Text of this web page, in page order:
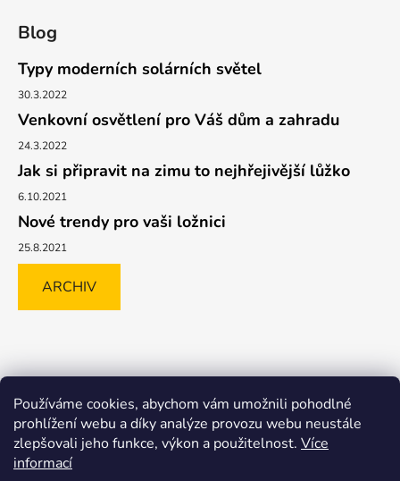
Používáme cookies, abychom vám umožnili pohodlné
prohlížení webu a díky analýze provozu webu neustále
zlepšovali jeho funkce, výkon a použitelnost. Více
informací
Blog
Typy moderních solárních světel
30.3.2022
Venkovní osvětlení pro Váš dům a zahradu
24.3.2022
Jak si připravit na zimu to nejhřejivější lůžko
6.10.2021
Nové trendy pro vaši ložnici
25.8.2021
ARCHIV
MALL.CZ